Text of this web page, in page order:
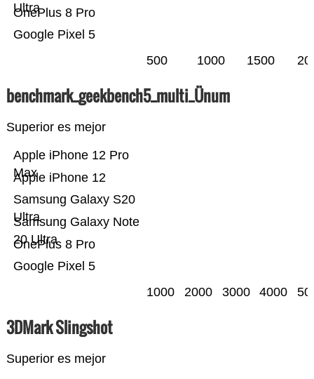
Google Pixel 5
OnePlus 8 Pro
Ultra
500 1000 1500
benchmark_geekbench5_multi_Ünum
Superior es mejor
Google Pixel 5
OnePlus 8 Pro
Samsung Galaxy Note
20 Ultra
Samsung Galaxy S20
Ultra
Apple iPhone 12
Apple iPhone 12 Pro
Max
1000 2000 3000 4000
3DMark Slingshot
Superior es mejor